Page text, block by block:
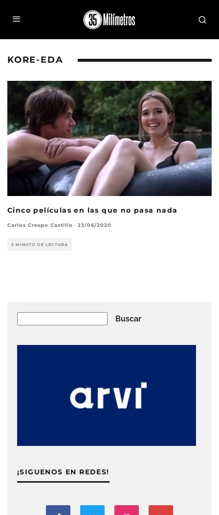
KORE-EDA
Cinco películas en las que no pasa nada
Carlos Crespo Castillo · 23/06/2020
5 MINUTO DE LECTURA
Buscar
¡SIGUENOS EN REDES!